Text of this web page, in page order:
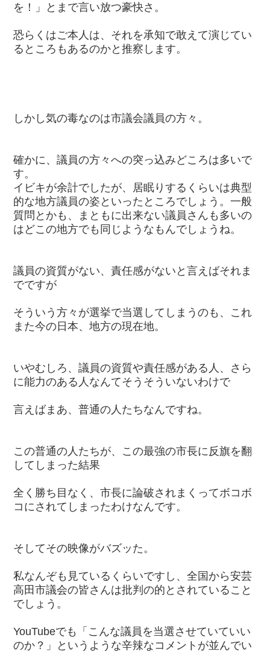
を！」とまで言い放つ豪快さ。
恐らくはご本人は、それを承知で敢えて演じてい
るところもあるのかと推察します。
しかし気の毒なのは市議会議員の方々。
確かに、議員の方々への突っ込みどころは多いで
す。
イビキが余計でしたが、居眠りするくらいは典型
的な地方議員の姿といったところでしょう。一般
質問とかも、まともに出来ない議員さんも多いの
はどこの地方でも同じようなもんでしょうね。
議員の資質がない、責任感がないと言えばそれま
でですが
そういう方々が選挙で当選してしまうのも、これ
また今の日本、地方の現在地。
いやむしろ、議員の資質や責任感がある人、さら
に能力のある人なんてそうそういないわけで
言えばまあ、普通の人たちなんですね。
この普通の人たちが、この最強の市長に反旗を翻
してしまった結果
全く勝ち目なく、市長に論破されまくってボコボ
コにされてしまったわけなんです。
そしてその映像がバズッた。
私なんぞも見ているくらいですし、全国から安芸
高田市議会の皆さんは批判の的とされていること
でしょう。
YouTubeでも「こんな議員を当選させていていい
のか？」というような辛辣なコメントが並んでい